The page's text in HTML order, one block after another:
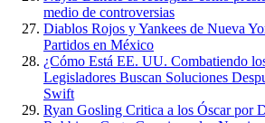
medio de controversias
Diablos Rojos y Yankees de Nueva
Partidos en México
¿Cómo Está EE. UU. Combatiendo
Legisladores Buscan Soluciones
Swift
Ryan Gosling Critica a los Óscar por